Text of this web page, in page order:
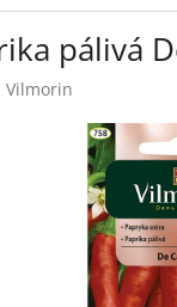
pálivá
Vilmorin